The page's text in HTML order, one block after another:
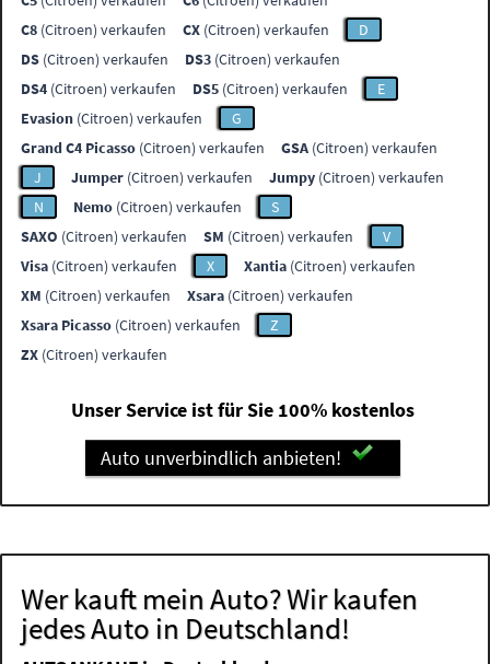
C8 (Citroen) verkaufen CX (Citroen) verkaufen
D
DS (Citroen) verkaufen DS3 (Citroen) verkaufen
DS4 (Citroen) verkaufen DS5 (Citroen) verkaufen
E
Evasion (Citroen) verkaufen
G
Grand C4 Picasso (Citroen) verkaufen GSA (Citroen) verkaufen
J
Jumper (Citroen) verkaufen Jumpy (Citroen) verkaufen
N
Nemo (Citroen) verkaufen
S
SAXO (Citroen) verkaufen SM (Citroen) verkaufen
V
Visa (Citroen) verkaufen X Xantia (Citroen) verkaufen
XM (Citroen) verkaufen Xsara (Citroen) verkaufen
Xsara Picasso (Citroen) verkaufen
Z
ZX (Citroen) verkaufen
Unser Service ist für Sie 100% kostenlos
Auto unverbindlich anbieten!
Wer kauft mein Auto? Wir kaufen
jedes Auto in Deutschland!